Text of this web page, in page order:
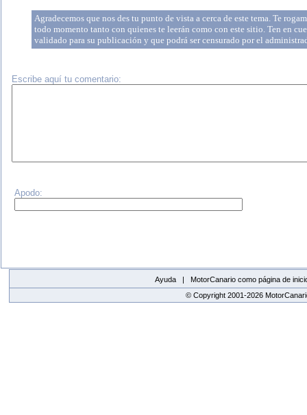
Agradecemos que nos des tu punto de vista a cerca de este tema. Te
todo momento tanto con quienes te leerán como con este sitio. Ten en
validado para su publicación y que podrá ser censurado por el
Escribe aquí tu comentario:
Apodo:
Ayuda |
MotorCanario como página de
© Copyright 2001-2026